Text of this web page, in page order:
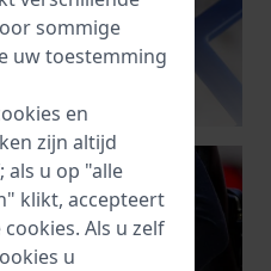
sommige
uw toestemming
en
zijn altijd
als u op "alle
klikt, accepteert
Als u zelf
u